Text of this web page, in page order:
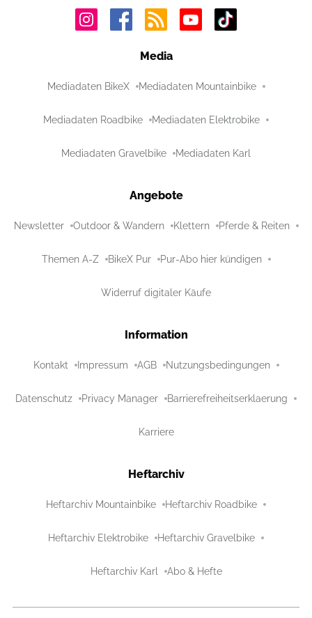
Media
Mediadaten BikeX Mediadaten Mountainbike
Mediadaten Roadbike Mediadaten Elektrobike
Mediadaten Gravelbike Mediadaten Karl
Angebote
Newsletter Outdoor & Wandern Klettern Pferde & Reiten
Themen A-Z BikeX Pur Pur-Abo hier kündigen
Widerruf digitaler Käufe
Information
Kontakt Impressum AGB Nutzungsbedingungen
Datenschutz Privacy Manager Barrierefreiheitserklaerung
Karriere
Heftarchiv
Heftarchiv Mountainbike Heftarchiv Roadbike
Heftarchiv Elektrobike Heftarchiv Gravelbike
Heftarchiv Karl Abo & Hefte